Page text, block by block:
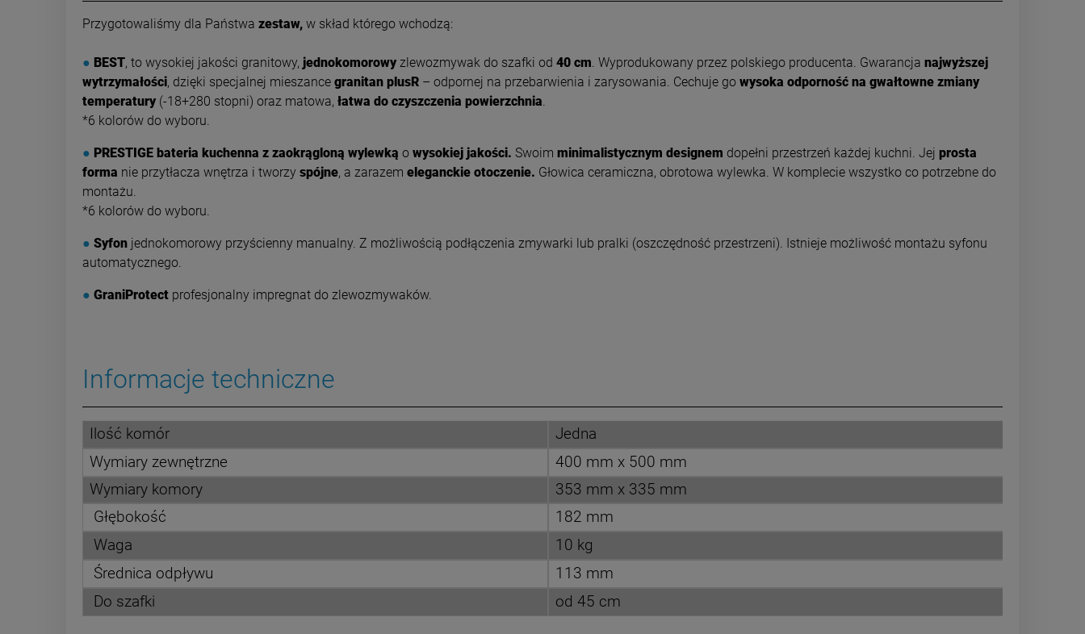
Przygotowaliśmy dla Państwa zestaw, w skład którego wchodzą:
● BEST, to wysokiej jakości granitowy, jednokomorowy zlewozmywak do szafki od 40 cm. Wyprodukowany przez polskiego producenta. Gwarancja najwyższej
wytrzymałości, dzięki specjalnej mieszance granitan plusR – odpornej na przebarwienia i zarysowania. Cechuje go wysoka odporność na gwałtowne zmiany
temperatury (-18+280 stopni) oraz matowa, łatwa do czyszczenia powierzchnia.
*6 kolorów do wyboru.
● PRESTIGE bateria kuchenna z zaokrągloną wylewką o wysokiej jakości. Swoim minimalistycznym designem dopełni przestrzeń każdej kuchni. Jej prosta
forma nie przytłacza wnętrza i tworzy spójne, a zarazem eleganckie otoczenie. Głowica ceramiczna, obrotowa wylewka. W komplecie wszystko co potrzebne do
montażu.
*6 kolorów do wyboru.
● Syfon jednokomorowy przyścienny manualny. Z możliwością podłączenia zmywarki lub pralki (oszczędność przestrzeni). Istnieje możliwość montażu syfonu
automatycznego.
● GraniProtect profesjonalny impregnat do zlewozmywaków.
Informacje techniczne
Ilość komór
Jedna
Wymiary zewnętrzne
400 mm x 500 mm
Wymiary komory
353 mm x 335 mm
Głębokość
182 mm
Waga
10 kg
Średnica odpływu
113 mm
Do szafki
od 45 cm